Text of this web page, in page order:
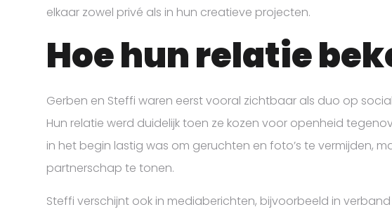
elkaar zowel privé als in hun creatieve projecten.
Hoe hun relatie
Gerben en Steffi waren eerst vooral zichtbaar als duo op
Hun relatie werd duidelijk toen ze kozen voor openheid
in het begin lastig was om geruchten en foto’s te vermijden,
partnerschap te tonen.
Steffi verschijnt ook in mediaberichten, bijvoorbeeld in